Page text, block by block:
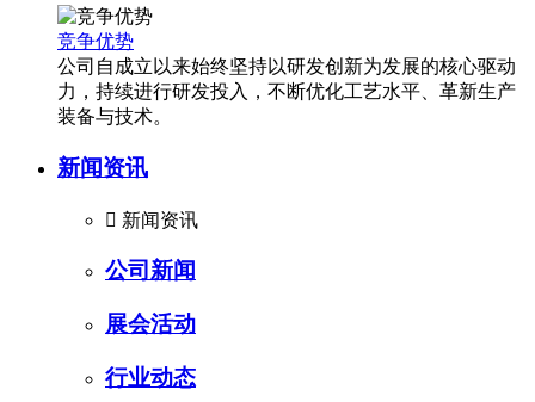
竞争优势
公司自成立以来始终坚持以研发创新为发展的核心驱动
力，持续进行研发投入，不断优化工艺水平、革新生产
装备与技术。
新闻资讯
 新闻资讯
公司新闻
展会活动
行业动态